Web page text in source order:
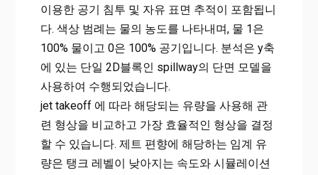
이용한 공기 침투 및 자유 표면 추적이 포함됩니
다. 색상 범례는 물의 농도를 나타내며, 물 1은
100% 물이고 0은 100% 공기입니다. 분석은 y축
에 있는 단일 2D블록인 spillway의 단면 모델을
사용하여 수행되었습니다.
jet takeoff 에 따라 해당되는 유량을 사용해 관
련 형상을 비교하고 가장 효율적인 형상을 결정
할 수 있습니다. 제트 편향에 해당하는 임계 유
량은 탱크 레벨이 낮아지는 속도와 시뮬레이션